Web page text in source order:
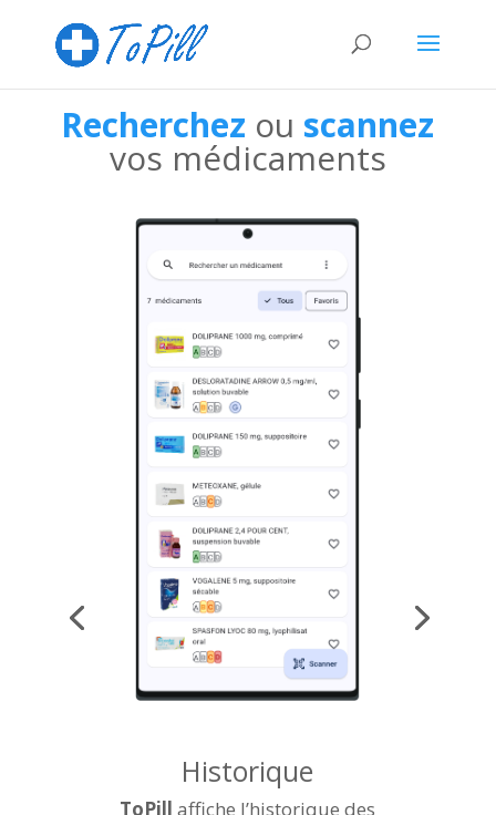
Recherchez ou scannez
vos médicaments
Historique
ToPill affiche l’historique des